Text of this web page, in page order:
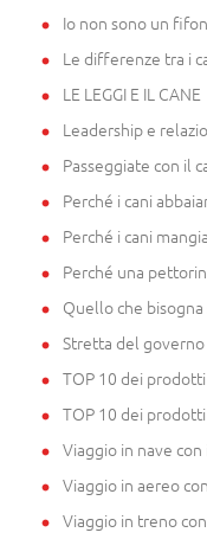
Io non sono un
Le differenze tra i
LE LEGGI E IL CANE
Leadership e
Passeggiate con il
Perché i cani
Perché i cani
Perché una
Quello che
Stretta del governo
TOP 10 dei
TOP 10 dei
Viaggio in nave con
Viaggio in aereo
Viaggio in treno